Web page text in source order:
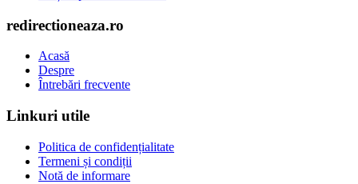
redirectioneaza.ro
Acasă
Despre
Întrebări frecvente
Linkuri utile
Politica de confidențialitate
Termeni și condiții
Notă de informare